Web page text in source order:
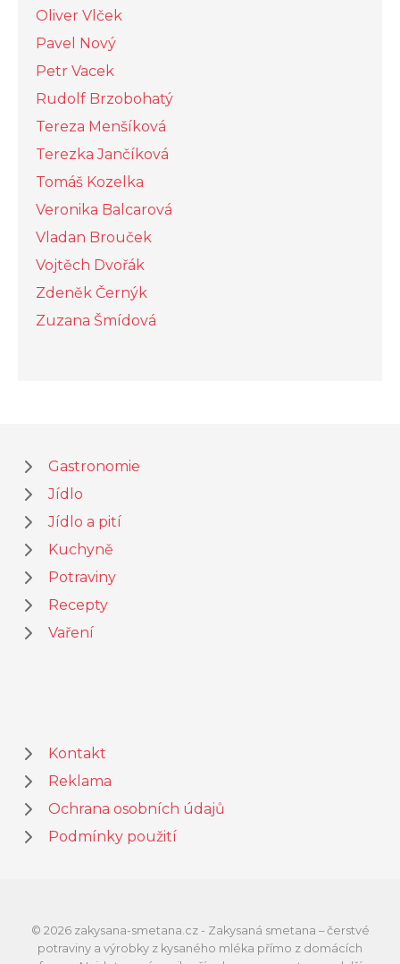
Oliver Vlček
Pavel Nový
Petr Vacek
Rudolf Brzobohatý
Tereza Menšíková
Terezka Jančíková
Tomáš Kozelka
Veronika Balcarová
Vladan Brouček
Vojtěch Dvořák
Zdeněk Černýk
Zuzana Šmídová
Gastronomie
Jídlo
Jídlo a pití
Kuchyně
Potraviny
Recepty
Vaření
Kontakt
Reklama
Ochrana osobních údajů
Podmínky použití
© 2026 zakysana-smetana.cz - Zakysaná smetana – čerstvé
potraviny a výrobky z kysaného mléka přímo z domácích